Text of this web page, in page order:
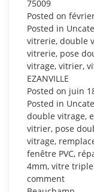
75009
Posted on
Posted in
vitrerie, double
vitrerie, pose
vitrage, vitrier,
EZANVILLE
Posted on juin
Posted in
double vitrage,
vitrier, pose
vitrage,
fenêtre PVC,
4mm, vitre
comment